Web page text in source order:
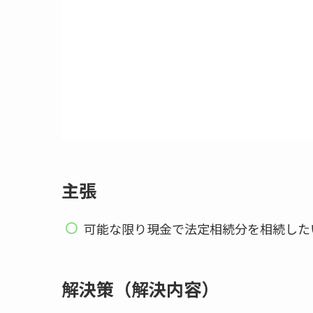
主張
可能な限り現金で法定相続分を相続し
解決策（解決内容）